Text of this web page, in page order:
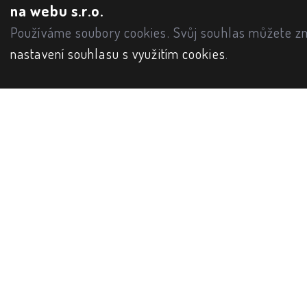
na webu s.r.o.
Používáme soubory cookies. Svůj souhlas můžete
nastavení souhlasu s využitím cookies.